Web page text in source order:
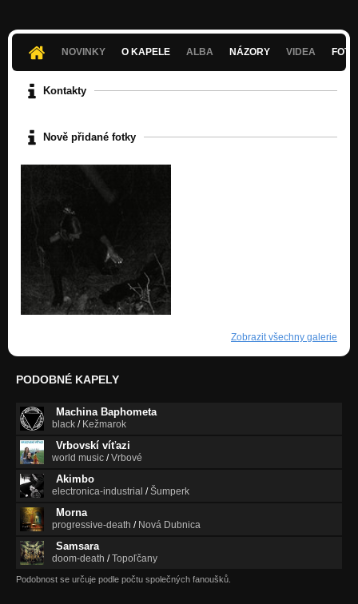
NOVINKY O KAPELE ALBA NÁZORY VIDEA
Kontakty
Nově přidané fotky
Zobrazit všechny galerie
PODOBNÉ KAPELY
Machina Baphometa
black / Kežmarok
Vrbovskí víťazi
world music /Vrbové
Akimbo
electronica-industrial /Šumperk
Morna
progressive-death / Nová Dubnica
Samsara
doom-death /Topoľčany
Podobnost se určuje podle počtu společných fanoušků.